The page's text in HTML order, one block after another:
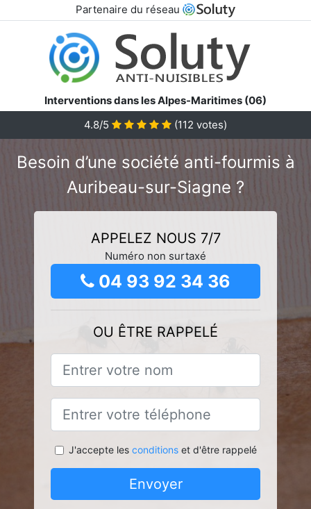
Partenaire du réseau
Interventions dans les Alpes-Maritimes (06)
4.8/5
(112 votes)
Besoin d’une société anti-fourmis à
Auribeau-sur-Siagne ?
APPELEZ NOUS 7/7
Numéro non surtaxé
04 93 92 34 36
OU ÊTRE RAPPELÉ
J'accepte les conditionset d'être rappelé
Envoyer